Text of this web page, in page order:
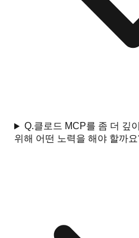
Q.클로드 MCP를 좀 더 깊
위해 어떤 노력을 해야 할까